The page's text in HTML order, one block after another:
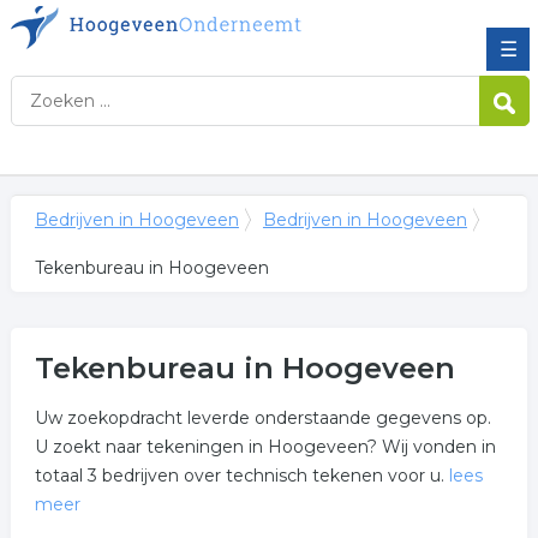
☰
Bedrijven in Hoogeveen Bedrijven in Hoogeveen
Tekenbureau in Hoogeveen
Tekenbureau in Hoogeveen
Uw zoekopdracht leverde onderstaande gegevens op.
U zoekt naar tekeningen in Hoogeveen? Wij vonden in
totaal 3 bedrijven over technisch tekenen voor u. lees
meer